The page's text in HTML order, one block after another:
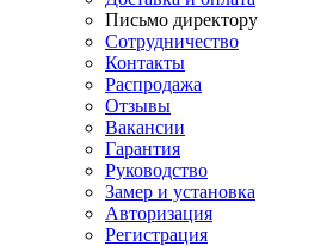
Письмо директору
Сотрудничество
Контакты
Распродажа
Отзывы
Вакансии
Гарантия
Руководство
Замер и установка
Авторизация
Регистрация